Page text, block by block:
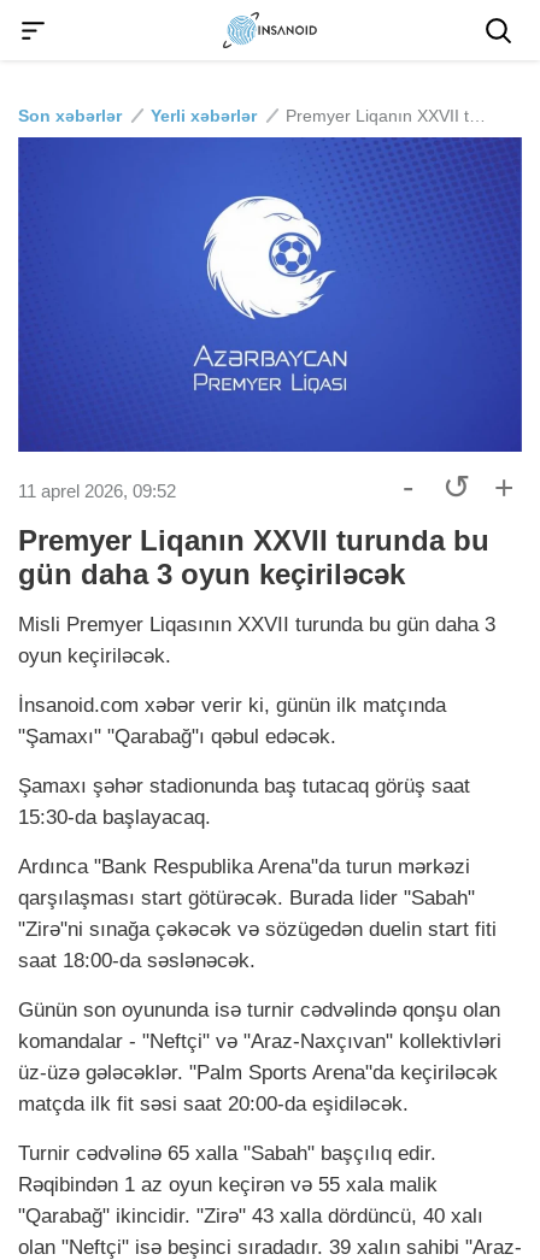
Son xəbərlər Yerli xəbərlər
11 aprel 2026, 09:52 - ↺ +
Premyer Liqanın XXVII turunda bu
gün daha 3 oyun keçiriləcək
Misli Premyer Liqasının XXVII turunda bu gün daha 3
oyun keçiriləcək.
İnsanoid.com xəbər verir ki, günün ilk matçında
"Şamaxı" "Qarabağ"ı qəbul edəcək.
Şamaxı şəhər stadionunda baş tutacaq görüş saat
15:30-da başlayacaq.
Ardınca "Bank Respublika Arena"da turun mərkəzi
qarşılaşması start götürəcək. Burada lider "Sabah"
"Zirə"ni sınağa çəkəcək və sözügedən duelin start fiti
saat 18:00-da səslənəcək.
Günün son oyununda isə turnir cədvəlində qonşu olan
komandalar - "Neftçi" və "Araz-Naxçıvan" kollektivləri
üz-üzə gələcəklər. "Palm Sports Arena"da keçiriləcək
matçda ilk fit səsi saat 20:00-da eşidiləcək.
Turnir cədvəlinə 65 xalla "Sabah" başçılıq edir.
Rəqibindən 1 az oyun keçirən və 55 xala malik
"Qarabağ" ikincidir. "Zirə" 43 xalla dördüncü, 40 xalı
olan "Neftçi" isə beşinci sıradadır. 39 xalın sahibi "Araz-